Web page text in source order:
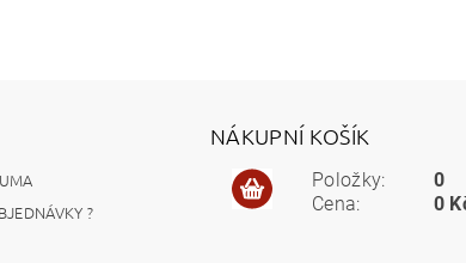
?
NÁKUPNÍ KOŠÍK
Položky:
Cena:
0
0